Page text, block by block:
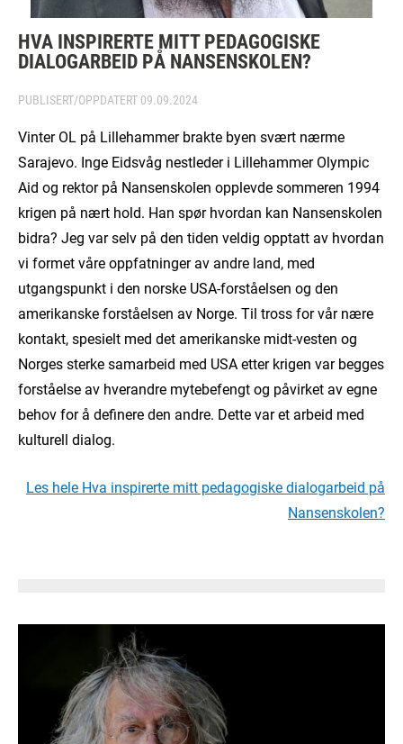
HVA INSPIRERTE MITT PEDAGOGISKE
DIALOGARBEID PÅ NANSENSKOLEN?
PUBLISERT/OPPDATERT 09.09.2024
Vinter OL på Lillehammer brakte byen svært nærme
Sarajevo. Inge Eidsvåg nestleder i Lillehammer Olympic
Aid og rektor på Nansenskolen opplevde sommeren 1994
krigen på nært hold. Han spør hvordan kan Nansenskolen
bidra? Jeg var selv på den tiden veldig opptatt av hvordan
vi formet våre oppfatninger av andre land, med
utgangspunkt i den norske USA-forståelsen og den
amerikanske forståelsen av Norge. Til tross for vår nære
kontakt, spesielt med det amerikanske midt-vesten og
Norges sterke samarbeid med USA etter krigen var begges
forståelse av hverandre mytebefengt og påvirket av egne
behov for å definere den andre. Dette var et arbeid med
kulturell dialog.
Les hele Hva inspirerte mitt pedagogiske dialogarbeid på
Nansenskolen?